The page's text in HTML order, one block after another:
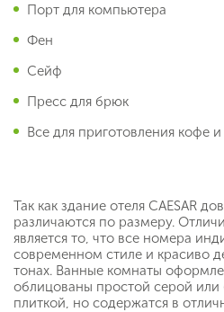
Порт для компьютера
Фен
Сейф
Пресс для брюк
Все для приготовления кофе и
Так как здание отеля CAESAR
различаются по размеру.
является то, что все номера
современном стиле и красиво
тонах. Ванные комнаты
облицованы простой серой или
плиткой, но содержатся в